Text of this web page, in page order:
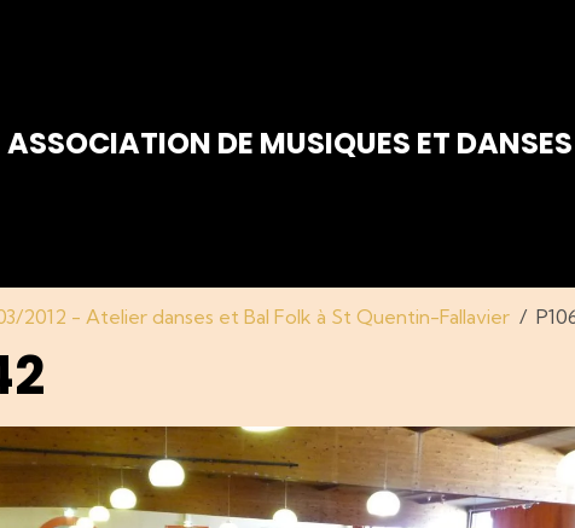
DE MUSIQUES ET
2012 - Atelier danses et Bal Folk à St Quentin-Fallavier